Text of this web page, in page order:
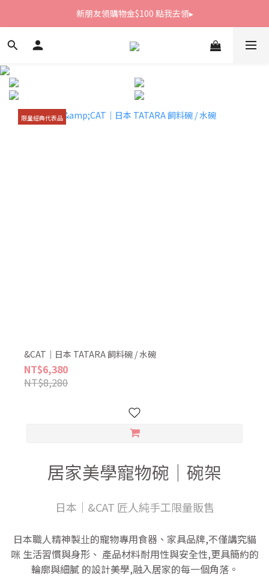
新朋友領購物金$100 點我去領▸
新朋友領購物金$100 點我去領▸
全館滿1800免運
限量經典代表品
&CAT｜日本 TATARA 飼料碗 / 水碗
NT$6,380
NT$8,280
居家美學寵物碗｜碗架
日本｜&CAT 匠人純手工限量販售
日本職人精神製㐀的寵物專用食器、家具品牌,不僅講究貓
咪 生活習慣與身形、 產品材料耐用性與安全性,更具簡約的
輪廓與細膩 的設計美學,融入居家的每一個角落。